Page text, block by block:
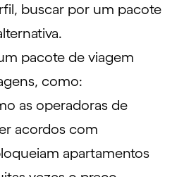
buscar por um pacote
pacote de viagem
como:
as operadoras de
acordos com
apartamentos